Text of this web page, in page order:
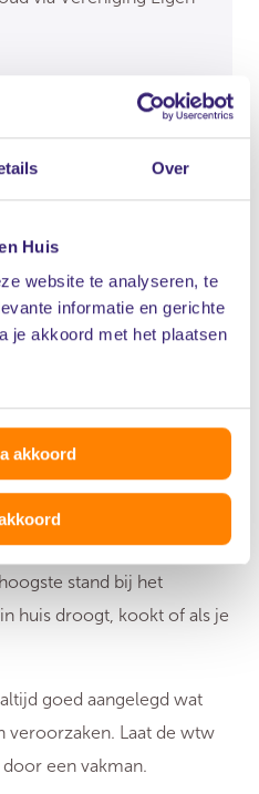
Over
Huis
website te analyseren, te
informatie en gerichte
je akkoord met het plaatsen
akkoord
of eenmalige check
en vochtproblemen
stand bij het
huis droogt, kookt of als je
goed aangelegd wat
veroorzaken. Laat de wtw
een vakman.